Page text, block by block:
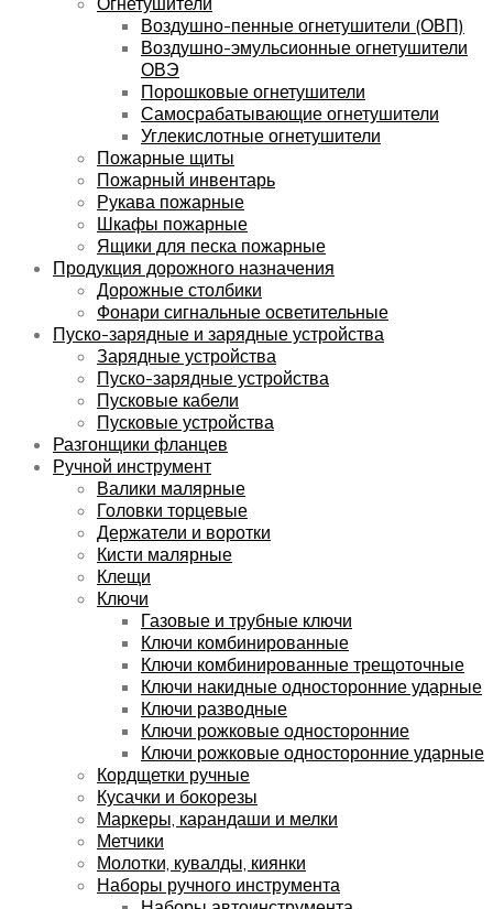
Воздушно-пенные огнетушители (ОВП)
Воздушно-эмульсионные огнетушители
ОВЭ
Порошковые огнетушители
Самосрабатывающие огнетушители
Углекислотные огнетушители
Пожарные щиты
Пожарный инвентарь
Рукава пожарные
Шкафы пожарные
Ящики для песка пожарные
Продукция дорожного назначения
Дорожные столбики
Фонари сигнальные осветительные
Пуско-зарядные и зарядные устройства
Зарядные устройства
Пуско-зарядные устройства
Пусковые кабели
Пусковые устройства
Разгонщики фланцев
Ручной инструмент
Валики малярные
Головки торцевые
Держатели и воротки
Кисти малярные
Клещи
Ключи
Газовые и трубные ключи
Ключи комбинированные
Ключи комбинированные трещоточные
Ключи накидные односторонние ударные
Ключи разводные
Ключи рожковые односторонние
Ключи рожковые односторонние ударные
Кордщетки ручные
Кусачки и бокорезы
Маркеры, карандаши и мелки
Метчики
Молотки, кувалды, киянки
Наборы ручного инструмента